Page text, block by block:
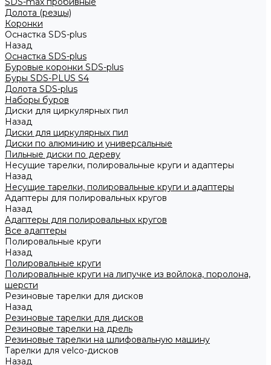
Долота (резцы)
Коронки
Оснастка SDS-plus
Назад
Оснастка SDS-plus
Буровые коронки SDS-plus
Буры SDS-PLUS S4
Долота SDS-plus
Наборы буров
Диски для циркулярных пил
Назад
Диски для циркулярных пил
Диски по алюминию и универсальные
Пильные диски по дереву
Несущие тарелки, полировальные круги и адаптеры
Назад
Несущие тарелки, полировальные круги и адаптеры
Адаптеры для полировальных кругов
Назад
Адаптеры для полировальных кругов
Все адаптеры
Полировальные круги
Назад
Полировальные круги
Полировальные круги на липучке из войлока, поролона,
шерсти
Резиновые тарелки для дисков
Назад
Резиновые тарелки для дисков
Резиновые тарелки на дрель
Резиновые тарелки на шлифовальную машину
Тарелки для velco-дисков
Назад